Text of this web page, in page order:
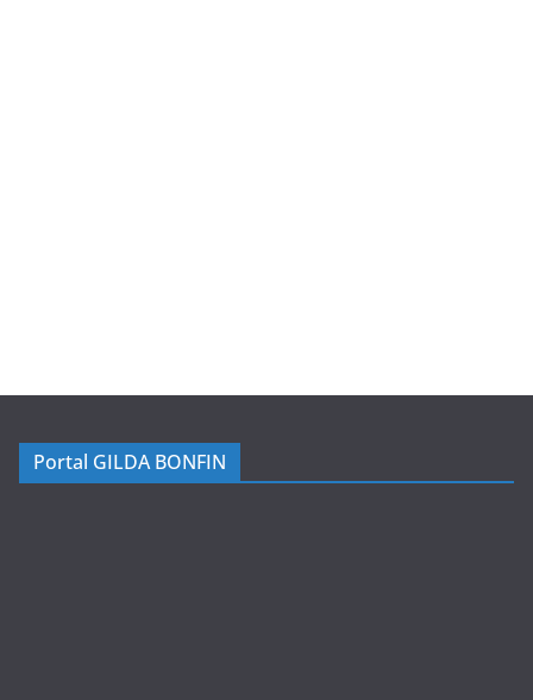
Portal GILDA BONFIN